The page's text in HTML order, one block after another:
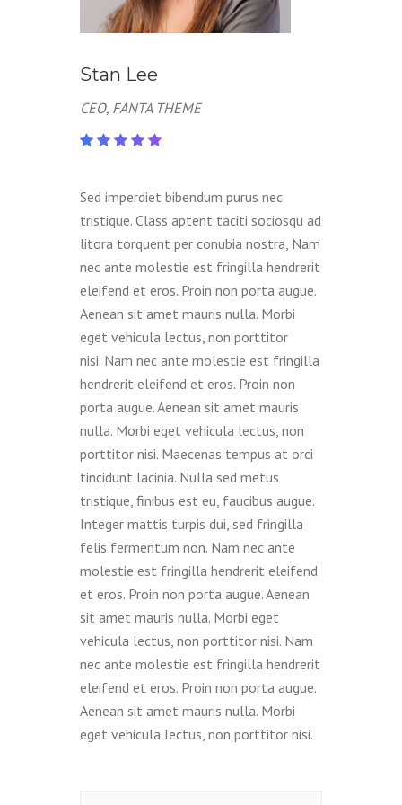
Stan Lee
CEO, FANTA THEME
Sed imperdiet bibendum purus nec
tristique. Class aptent taciti sociosqu ad
litora torquent per conubia nostra, Nam
nec ante molestie est fringilla hendrerit
eleifend et eros. Proin non porta augue.
Aenean sit amet mauris nulla. Morbi
eget vehicula lectus, non porttitor
nisi. Nam nec ante molestie est fringilla
hendrerit eleifend et eros. Proin non
porta augue. Aenean sit amet mauris
nulla. Morbi eget vehicula lectus, non
porttitor nisi. Maecenas tempus at orci
tincidunt lacinia. Nulla sed metus
tristique, finibus est eu, faucibus augue.
Integer mattis turpis dui, sed fringilla
felis fermentum non. Nam nec ante
molestie est fringilla hendrerit eleifend
et eros. Proin non porta augue. Aenean
sit amet mauris nulla. Morbi eget
vehicula lectus, non porttitor nisi. Nam
nec ante molestie est fringilla hendrerit
eleifend et eros. Proin non porta augue.
Aenean sit amet mauris nulla. Morbi
eget vehicula lectus, non porttitor nisi.